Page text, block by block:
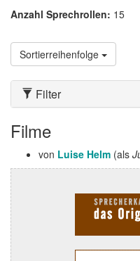
Anzahl Sprechrollen: 15
Sortierreihenfolge
Filter
Filme
von Luise Helm (als